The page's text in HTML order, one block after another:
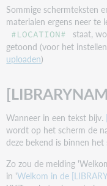
Let
Er zal
0160
Let
0163
Sommige schermteksten
materialen ergens neer te
#LOCATION#
staat,
getoond (voor het
uploaden)
Wanneer in een tekst bijv.
wordt op het scherm de
deze bekend is binnen het
Zo zou de melding
in 'Welkom in de